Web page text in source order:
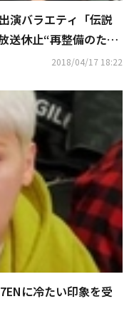
演バラエティ「伝説
送休止“再整備のた
2018/04/17 18:22
に冷たい印象を受